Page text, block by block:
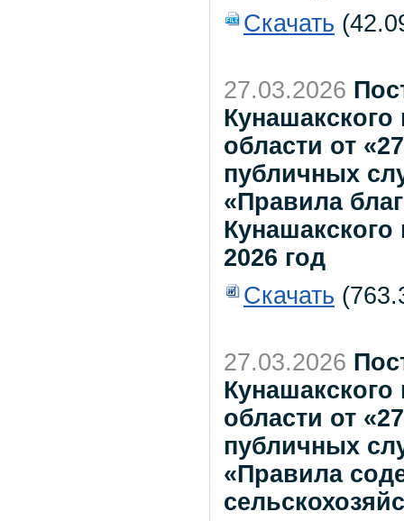
Скачать
27.03.2026
области от
публичных
«Правила
Кунашакского
2026 год
Скачать
27.03.2026
области от
публичных
«Правила